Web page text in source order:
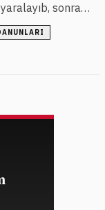
sonra